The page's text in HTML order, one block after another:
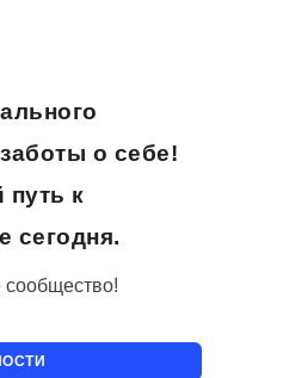
о себе!
путь к
сегодня.
сообщество!